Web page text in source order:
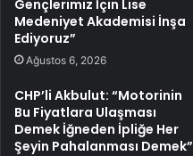
Gençlerimiz İçin Lise
Medeniyet Akademisi İnşa
Ediyoruz”
Ağustos 6, 2026
CHP’li Akbulut: “Motorinin
Bu Fiyatlara Ulaşması
Demek İğneden İpliğe Her
Şeyin Pahalanması Demek”